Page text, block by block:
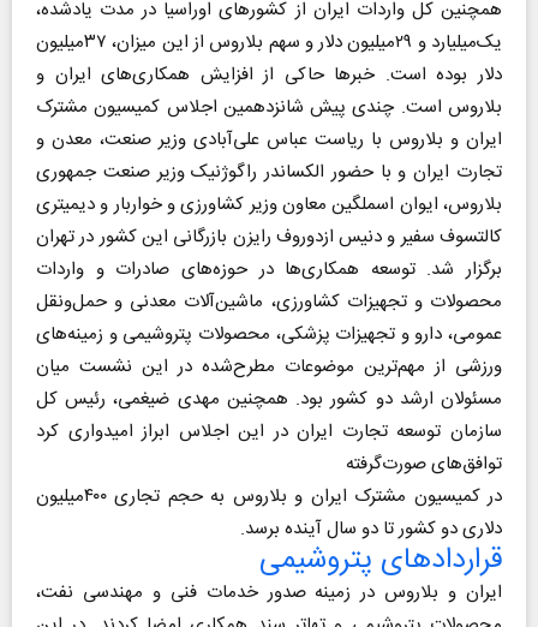
همچنین کل واردات ایران از کشورهای اوراسیا در مدت یادشده،
یک‌میلیارد و ۲۹میلیون دلار و سهم بلاروس از این میزان، ۳۷میلیون
دلار بوده است. خبرها حاکی از افزایش همکاری‌های ایران و
بلاروس است. چندی پیش شانزدهمین اجلاس کمیسیون مشترک
ایران و بلاروس با ریاست عباس علی‌آبادی وزیر صنعت، معدن و
تجارت ایران و با حضور الکساندر راگوژنیک وزیر صنعت جمهوری
بلاروس، ایوان اسملگین معاون وزیر کشاورزی و خواربار و دیمیتری
کالتسوف سفیر و دنیس ازدوروف رایزن بازرگانی این کشور در تهران
برگزار شد. توسعه همکاری‌ها در حوزه‌های صادرات و واردات
محصولات و تجهیزات کشاورزی، ماشین‌آلات معدنی و حمل‌ونقل
عمومی، دارو و تجهیزات پزشکی، محصولات پتروشیمی و زمینه‌های
ورزشی از مهم‌ترین موضوعات مطرح‌شده در این نشست میان
مسئولان ارشد دو کشور بود. همچنین مهدی ضیغمی، رئیس کل
سازمان توسعه تجارت ایران در این اجلاس ابراز امیدواری کرد
توافق‌های صورت‌گرفته
در کمیسیون مشترک ایران و بلاروس به حجم تجاری ۴۰۰میلیون
دلاری دو کشور تا دو سال آینده برسد.
قراردادهای پتروشیمی
ایران و بلاروس در زمینه صدور خدمات فنی و مهندسی نفت،